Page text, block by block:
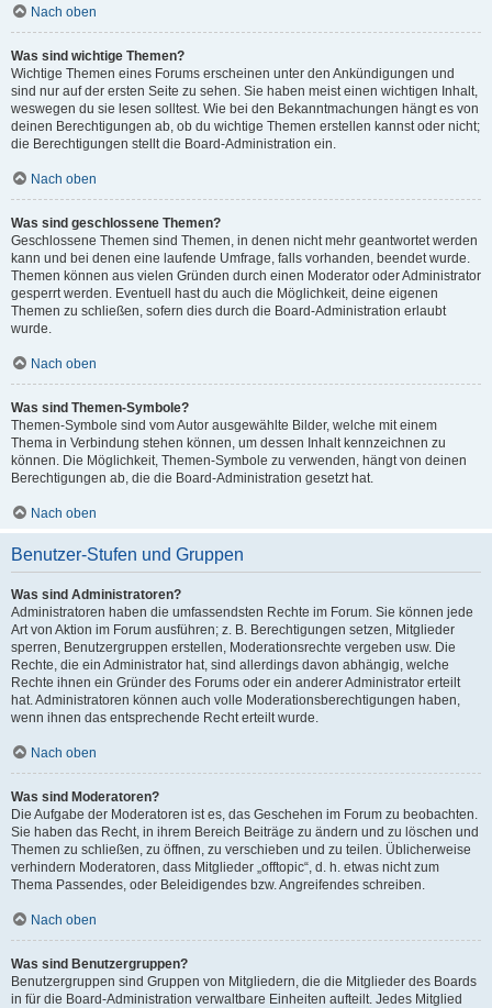
Nach oben
Was sind wichtige Themen?
Wichtige Themen eines Forums erscheinen unter den Ankündigungen und
sind nur auf der ersten Seite zu sehen. Sie haben meist einen wichtigen Inhalt,
weswegen du sie lesen solltest. Wie bei den Bekanntmachungen hängt es von
deinen Berechtigungen ab, ob du wichtige Themen erstellen kannst oder nicht;
die Berechtigungen stellt die Board-Administration ein.
Nach oben
Was sind geschlossene Themen?
Geschlossene Themen sind Themen, in denen nicht mehr geantwortet werden
kann und bei denen eine laufende Umfrage, falls vorhanden, beendet wurde.
Themen können aus vielen Gründen durch einen Moderator oder Administrator
gesperrt werden. Eventuell hast du auch die Möglichkeit, deine eigenen
Themen zu schließen, sofern dies durch die Board-Administration erlaubt
wurde.
Nach oben
Was sind Themen-Symbole?
Themen-Symbole sind vom Autor ausgewählte Bilder, welche mit einem
Thema in Verbindung stehen können, um dessen Inhalt kennzeichnen zu
können. Die Möglichkeit, Themen-Symbole zu verwenden, hängt von deinen
Berechtigungen ab, die die Board-Administration gesetzt hat.
Nach oben
Benutzer-Stufen und Gruppen
Was sind Administratoren?
Administratoren haben die umfassendsten Rechte im Forum. Sie können jede
Art von Aktion im Forum ausführen; z. B. Berechtigungen setzen, Mitglieder
sperren, Benutzergruppen erstellen, Moderationsrechte vergeben usw. Die
Rechte, die ein Administrator hat, sind allerdings davon abhängig, welche
Rechte ihnen ein Gründer des Forums oder ein anderer Administrator erteilt
hat. Administratoren können auch volle Moderationsberechtigungen haben,
wenn ihnen das entsprechende Recht erteilt wurde.
Nach oben
Was sind Moderatoren?
Die Aufgabe der Moderatoren ist es, das Geschehen im Forum zu beobachten.
Sie haben das Recht, in ihrem Bereich Beiträge zu ändern und zu löschen und
Themen zu schließen, zu öffnen, zu verschieben und zu teilen. Üblicherweise
verhindern Moderatoren, dass Mitglieder „offtopic“, d. h. etwas nicht zum
Thema Passendes, oder Beleidigendes bzw. Angreifendes schreiben.
Nach oben
Was sind Benutzergruppen?
Benutzergruppen sind Gruppen von Mitgliedern, die die Mitglieder des Boards
in für die Board-Administration verwaltbare Einheiten aufteilt. Jedes Mitglied